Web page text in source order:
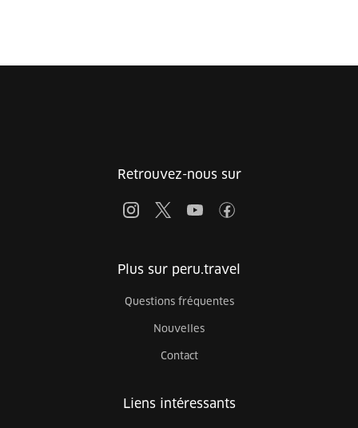
Retrouvez-nous sur
Plus sur peru.travel
Questions fréquentes
Nouvelles
Contact
Liens intéressants